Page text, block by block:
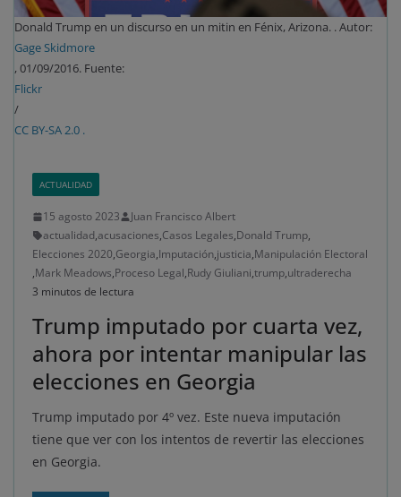
Donald Trump en un discurso en un mitin en Fénix, Arizona. . Autor:
Gage Skidmore
, 01/09/2016. Fuente:
Flickr
/
CC BY-SA 2.0 .
ACTUALIDAD
15 agosto 2023
Juan Francisco Albert
actualidad,acusaciones,Casos Legales,Donald Trump,
Elecciones 2020,Georgia,Imputación,justicia,Manipulación Electoral
,Mark Meadows,Proceso Legal,Rudy Giuliani,trump,ultraderecha
3 minutos de lectura
Trump imputado por cuarta vez,
ahora por intentar manipular las
elecciones en Georgia
Trump imputado por 4º vez. Este nueva imputación
tiene que ver con los intentos de revertir las elecciones
en Georgia.